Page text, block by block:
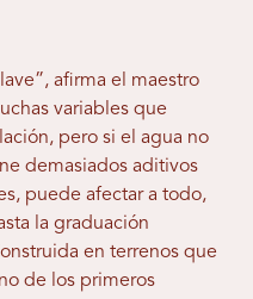
afirma el maestro
variables que
pero si el agua no
demasiados aditivos
puede afectar a todo,
la graduación
en terrenos que
de los primeros